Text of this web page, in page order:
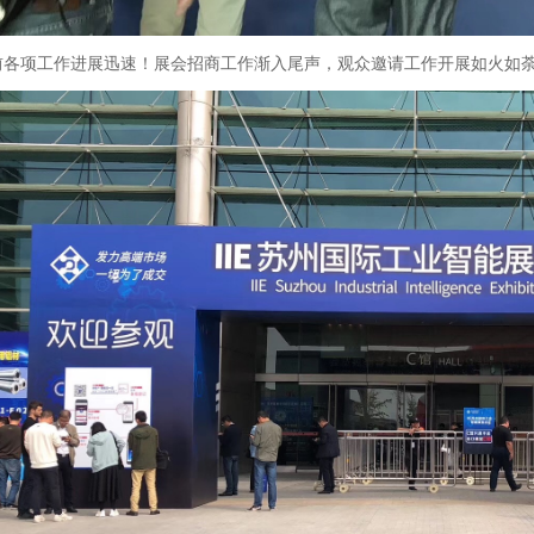
工作进展迅速！展会招商工作渐入尾声，观众邀请工作开展如火如